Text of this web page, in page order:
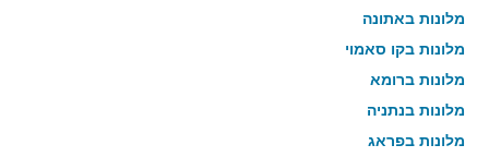
מלונות באתונה
מלונות בקו סאמוי
מלונות ברומא
מלונות בנתניה
מלונות בפראג